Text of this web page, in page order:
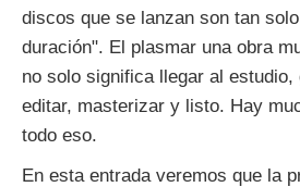
discos que se lanzan son tan
duración". El plasmar una obra
no solo significa llegar al estudio,
editar, masterizar y listo. Hay
todo eso.
En esta entrada veremos que la